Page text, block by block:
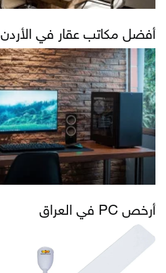
أفضل مكاتب عقار في الأردن
أرخص PC في العراق